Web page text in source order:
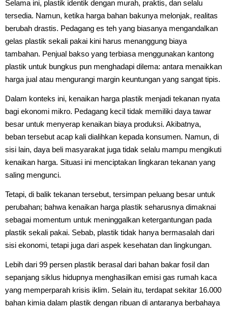
Selama ini, plastik identik dengan murah, praktis, dan selalu
tersedia. Namun, ketika harga bahan bakunya melonjak, realitas
berubah drastis. Pedagang es teh yang biasanya mengandalkan
gelas plastik sekali pakai kini harus menanggung biaya
tambahan. Penjual bakso yang terbiasa menggunakan kantong
plastik untuk bungkus pun menghadapi dilema: antara menaikkan
harga jual atau mengurangi margin keuntungan yang sangat tipis.
Dalam konteks ini, kenaikan harga plastik menjadi tekanan nyata
bagi ekonomi mikro. Pedagang kecil tidak memiliki daya tawar
besar untuk menyerap kenaikan biaya produksi. Akibatnya,
beban tersebut acap kali dialihkan kepada konsumen. Namun, di
sisi lain, daya beli masyarakat juga tidak selalu mampu mengikuti
kenaikan harga. Situasi ini menciptakan lingkaran tekanan yang
saling mengunci.
Tetapi, di balik tekanan tersebut, tersimpan peluang besar untuk
perubahan; bahwa kenaikan harga plastik seharusnya dimaknai
sebagai momentum untuk meninggalkan ketergantungan pada
plastik sekali pakai. Sebab, plastik tidak hanya bermasalah dari
sisi ekonomi, tetapi juga dari aspek kesehatan dan lingkungan.
Lebih dari 99 persen plastik berasal dari bahan bakar fosil dan
sepanjang siklus hidupnya menghasilkan emisi gas rumah kaca
yang memperparah krisis iklim. Selain itu, terdapat sekitar 16.000
bahan kimia dalam plastik dengan ribuan di antaranya berbahaya